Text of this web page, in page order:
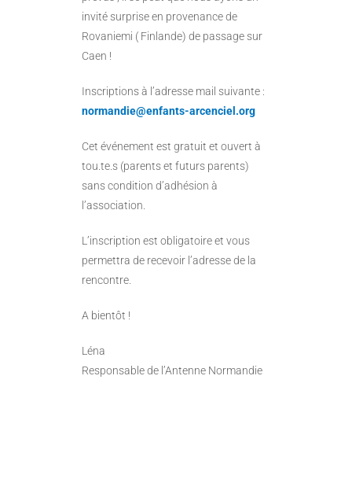
invité surprise en provenance de
Rovaniemi ( Finlande) de passage sur
Caen !
Inscriptions à l’adresse mail suivante :
normandie@enfants-arcenciel.org
Cet événement est gratuit et ouvert à
tou.te.s (parents et futurs parents)
sans condition d’adhésion à
l’association.
L’inscription est obligatoire et vous
permettra de recevoir l’adresse de la
rencontre.
A bientôt !
Léna
Responsable de l’Antenne Normandie